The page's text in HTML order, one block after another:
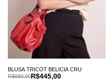
BLUSA TRICOT BELÍCIA CRU
R$445,00
R$890,00